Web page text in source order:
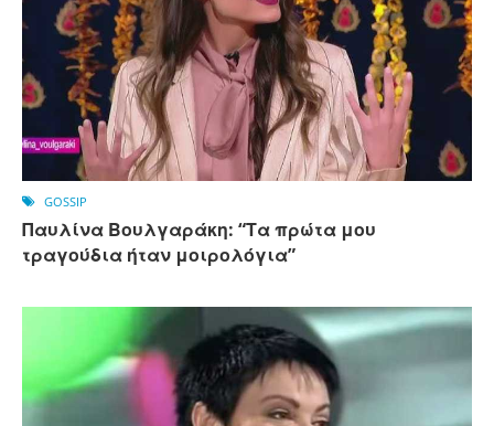
GOSSIP
Παυλίνα Βουλγαράκη: “Τα πρώτα μου
τραγούδια ήταν μοιρολόγια”